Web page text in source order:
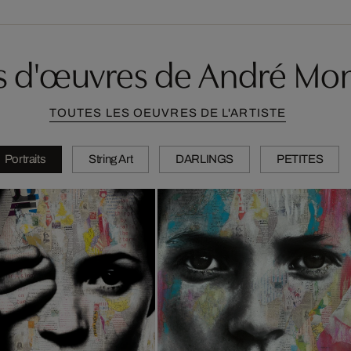
d'œuvres de André
TOUTES LES OEUVRES DE L'ARTISTE
Portraits String Art DARLINGS PETITES